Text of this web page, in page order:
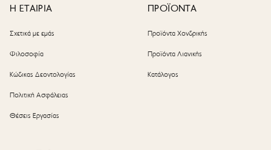
Η ΕΤΑΙΡΙΑ
Σχετικά με εμάς
Φιλοσοφία
Κώδικας Δεοντολογίας
Πολιτική Ασφάλειας
Θέσεις Εργασίας
ΠΡΟΪΟΝΤΑ
Προϊόντα Χονδρικής
Προϊόντα Λιανικής
Κατάλογος